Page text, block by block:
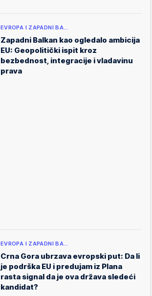
EVROPA I ZAPADNI BA…
Zapadni Balkan kao ogledalo ambicija
EU: Geopolitički ispit kroz
bezbednost, integracije i vladavinu
prava
EVROPA I ZAPADNI BA…
Crna Gora ubrzava evropski put: Da li
je podrška EU i predujam iz Plana
rasta signal da je ova država sledeći
kandidat?